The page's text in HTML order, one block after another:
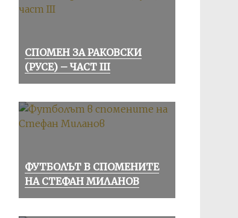
СПОМЕН ЗА РАКОВСКИ
(РУСЕ) – ЧАСТ III
ФУТБОЛЪТ В СПОМЕНИТЕ
НА СТЕФАН МИЛАНОВ